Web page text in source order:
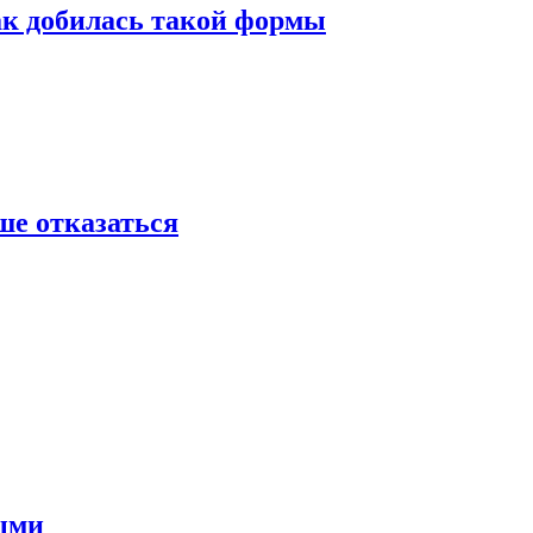
добилась такой формы
отказаться